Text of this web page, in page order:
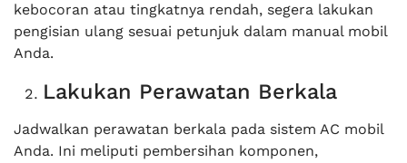
kebocoran atau tingkatnya rendah, segera lakukan
pengisian ulang sesuai petunjuk dalam manual mobil
Anda.
Lakukan Perawatan Berkala
Jadwalkan perawatan berkala pada sistem AC mobil
Anda. Ini meliputi pembersihan komponen,